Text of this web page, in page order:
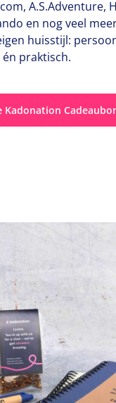
A.S.Adventure,
en nog veel
huisstijl:
praktisch.
Kadonation